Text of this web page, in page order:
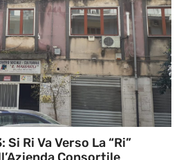
Si Ri Va Verso La “Ri”